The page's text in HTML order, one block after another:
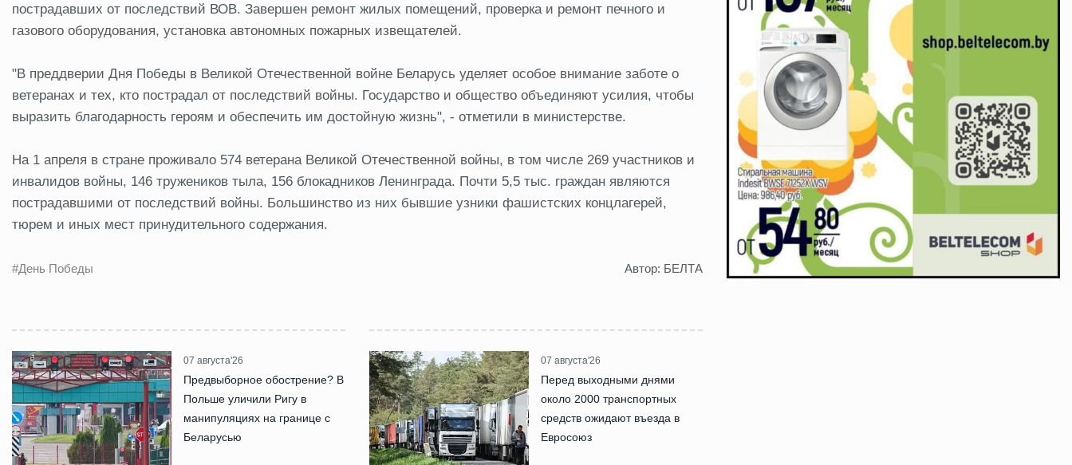
пострадавших от последствий ВОВ. Завершен ремонт жилых помещений, проверка и ремонт печного и
газового оборудования, установка автономных пожарных извещателей.
"В преддверии Дня Победы в Великой Отечественной войне Беларусь уделяет особое внимание заботе о
ветеранах и тех, кто пострадал от последствий войны. Государство и общество объединяют усилия, чтобы
выразить благодарность героям и обеспечить им достойную жизнь", - отметили в министерстве.
На 1 апреля в стране проживало 574 ветерана Великой Отечественной войны, в том числе 269 участников и
инвалидов войны, 146 тружеников тыла, 156 блокадников Ленинграда. Почти 5,5 тыс. граждан являются
пострадавшими от последствий войны. Большинство из них бывшие узники фашистских концлагерей,
тюрем и иных мест принудительного содержания.
#День Победы Автор: БЕЛТА
07 августа'26
Предвыборное обострение? В
Польше уличили Ригу в
манипуляциях на границе с
Беларусью
07 августа'26
Перед выходными днями
около 2000 транспортных
средств ожидают въезда в
Евросоюз